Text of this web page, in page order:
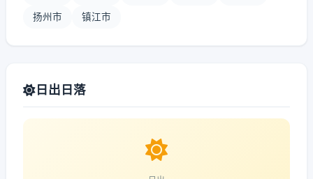
扬州市 镇江市
日出日落